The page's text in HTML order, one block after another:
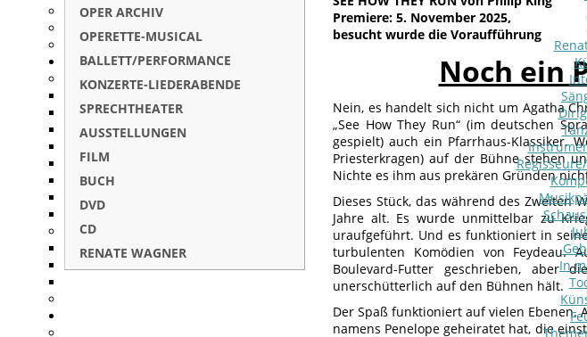
In
Premiere: 5. November 2025,
besucht wurde die Voraufführung
Noch ein
Nein, es handelt sich nicht um Agatha
„See How They Run“ (im deutschen
gespielt) auch ein Pfarrhaus-Klassiker.
Priesterkragen) auf der Bühne stehen
Nichte es ihm aus prekären Gründen
Dieses Stück, das während des Zweiten
Jahre alt. Es wurde unmittelbar zu
uraufgeführt. Und es funktioniert in
turbulenten Komödien von Feydeau.
Boulevard-Futter geschrieben,
unerschütterlich auf den Bühnen hält.
Der Spaß funktioniert auf vielen Ebenen.
namens Penelope geheiratet hat, die
OPER ARCHIV
OPERETTE-MUSICAL
BALLETT/PERFORMANCE
KONZERTE-LIEDERABENDE
SPRECHTHEATER
AUSSTELLUNGEN
FILM
BUCH
DVD
CD
RENATE WAGNER